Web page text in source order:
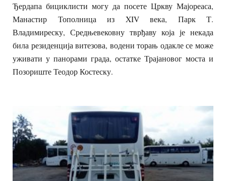
Ђердапа бициклисти могу да посете Цркву Мајореаса,
Манастир Тополница из XIV века, Парк Т.
Владимиреску, Средњевековну тврђаву која је некада
била резиденција витезова, водени торањ одакле се може
уживати у панорами града, остатке Трајановог моста и
Позориште Теодор Костеску.